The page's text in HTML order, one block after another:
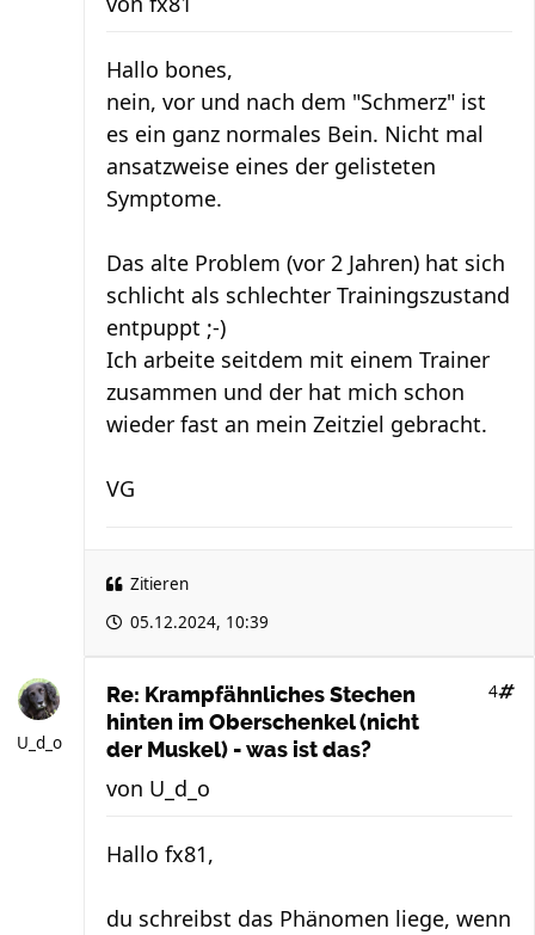
Hallo bones,
nein, vor und nach dem "Schmerz" ist
es ein ganz normales Bein. Nicht mal
ansatzweise eines der gelisteten
Symptome.
Das alte Problem (vor 2 Jahren) hat sich
schlicht als schlechter Trainingszustand
entpuppt ;-)
Ich arbeite seitdem mit einem Trainer
zusammen und der hat mich schon
wieder fast an mein Zeitziel gebracht.
VG
Zitieren
05.12.2024, 10:39
U_d_o
Re: Krampfähnliches Stechen
hinten im Oberschenkel (nicht
der Muskel) - was ist das?
4
von U_d_o
Hallo fx81,
du schreibst das Phänomen liege, wenn